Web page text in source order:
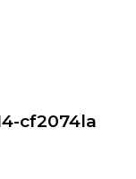
cf2074la